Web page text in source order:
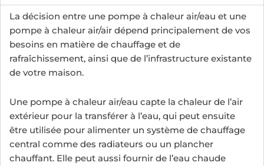
La décision entre une pompe à chaleur air/eau et une
pompe à chaleur air/air dépend principalement de vos
besoins en matière de chauffage et de
rafraîchissement, ainsi que de l’infrastructure existante
de votre maison.
Une pompe à chaleur air/eau capte la chaleur de l’air
extérieur pour la transférer à l’eau, qui peut ensuite
être utilisée pour alimenter un système de chauffage
central comme des radiateurs ou un plancher
chauffant. Elle peut aussi fournir de l’eau chaude